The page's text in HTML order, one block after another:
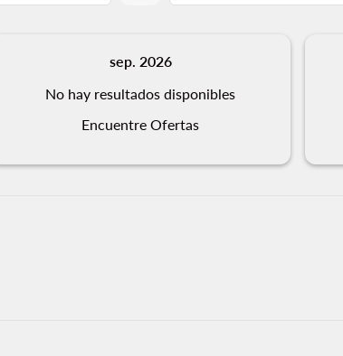
sep. 2026
No hay resultados disponibles
Encuentre Ofertas
LAS–TIJ: cmp-view-offers-disclaimer.
LAS–TIJ: cmp-view-offers-disclaimer.
LAS–TIJ: cmp-view-offers-
LAS–TIJ: cmp-view-offers-
LAS–TIJ: cmp-view-offers-
LAS–TIJ: cmp-view-
LAS–TIJ: cmp-
LAS–TIJ: